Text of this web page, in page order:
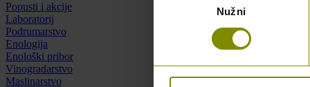
Nužni
Popusti i akcije
Laboratorij
Podrumarstvo
Enologija
Enološki pribor
Vinogradarstvo
Maslinarstvo